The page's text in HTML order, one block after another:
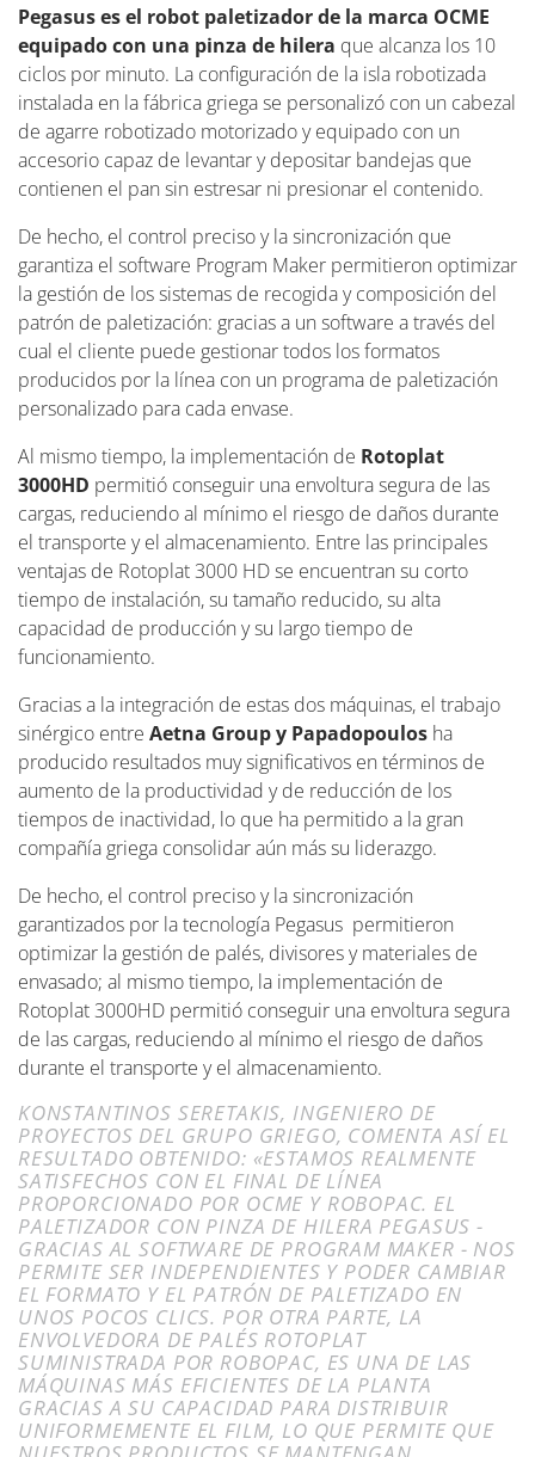
Pegasus es el robot paletizador de la marca OCME
equipado con una pinza de hilera que alcanza los 10
ciclos por minuto. La configuración de la isla robotizada
instalada en la fábrica griega se personalizó con un cabezal
de agarre robotizado motorizado y equipado con un
accesorio capaz de levantar y depositar bandejas que
contienen el pan sin estresar ni presionar el contenido.
De hecho, el control preciso y la sincronización que
garantiza el software Program Maker permitieron optimizar
la gestión de los sistemas de recogida y composición del
patrón de paletización: gracias a un software a través del
cual el cliente puede gestionar todos los formatos
producidos por la línea con un programa de paletización
personalizado para cada envase.
Al mismo tiempo, la implementación de Rotoplat
3000HD permitió conseguir una envoltura segura de las
cargas, reduciendo al mínimo el riesgo de daños durante
el transporte y el almacenamiento. Entre las principales
ventajas de Rotoplat 3000 HD se encuentran su corto
tiempo de instalación, su tamaño reducido, su alta
capacidad de producción y su largo tiempo de
funcionamiento.
Gracias a la integración de estas dos máquinas, el trabajo
sinérgico entre Aetna Group y Papadopoulos ha
producido resultados muy significativos en términos de
aumento de la productividad y de reducción de los
tiempos de inactividad, lo que ha permitido a la gran
compañía griega consolidar aún más su liderazgo.
De hecho, el control preciso y la sincronización
garantizados por la tecnología Pegasus permitieron
optimizar la gestión de palés, divisores y materiales de
envasado; al mismo tiempo, la implementación de
Rotoplat 3000HD permitió conseguir una envoltura segura
de las cargas, reduciendo al mínimo el riesgo de daños
durante el transporte y el almacenamiento.
KONSTANTINOS SERETAKIS, INGENIERO DE
PROYECTOS DEL GRUPO GRIEGO, COMENTA ASÍ EL
RESULTADO OBTENIDO: «ESTAMOS REALMENTE
SATISFECHOS CON EL FINAL DE LÍNEA
PROPORCIONADO POR OCME Y ROBOPAC. EL
PALETIZADOR CON PINZA DE HILERA PEGASUS -
GRACIAS AL SOFTWARE DE PROGRAM MAKER - NOS
PERMITE SER INDEPENDIENTES Y PODER CAMBIAR
EL FORMATO Y EL PATRÓN DE PALETIZADO EN
UNOS POCOS CLICS. POR OTRA PARTE, LA
ENVOLVEDORA DE PALÉS ROTOPLAT
SUMINISTRADA POR ROBOPAC, ES UNA DE LAS
MÁQUINAS MÁS EFICIENTES DE LA PLANTA
GRACIAS A SU CAPACIDAD PARA DISTRIBUIR
UNIFORMEMENTE EL FILM, LO QUE PERMITE QUE